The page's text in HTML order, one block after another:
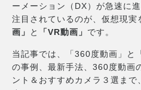
ーメーション（DX）が急速に
注目されているのが、仮想現実
画」
と 「VR動画」 です。
当記事では、「360度動画」と
の事例、最新手法、360度動画
ント＆おすすめカメラ３選まで